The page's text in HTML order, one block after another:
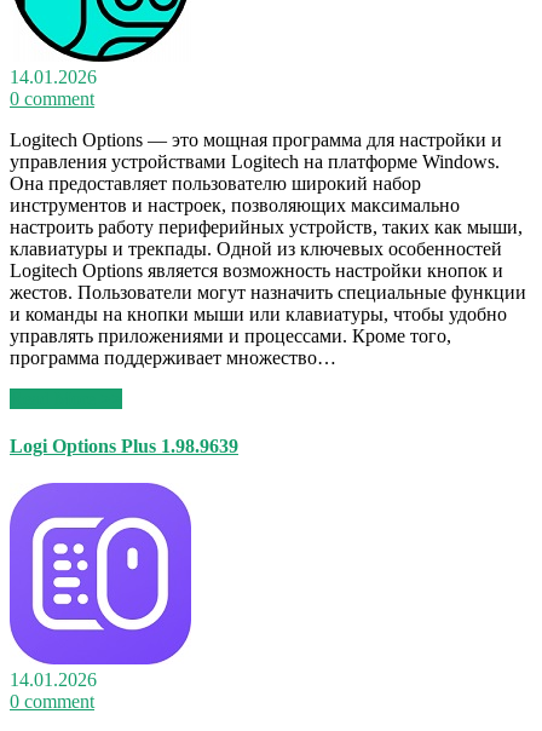
14.01.2026
0 comment
Logitech Options — это мощная программа для настройки и
управления устройствами Logitech на платформе Windows.
Она предоставляет пользователю широкий набор
инструментов и настроек, позволяющих максимально
настроить работу периферийных устройств, таких как мыши,
клавиатуры и трекпады. Одной из ключевых особенностей
Logitech Options является возможность настройки кнопок и
жестов. Пользователи могут назначить специальные функции
и команды на кнопки мыши или клавиатуры, чтобы удобно
управлять приложениями и процессами. Кроме того,
программа поддерживает множество…
Logi Options Plus 1.98.9639
14.01.2026
0 comment